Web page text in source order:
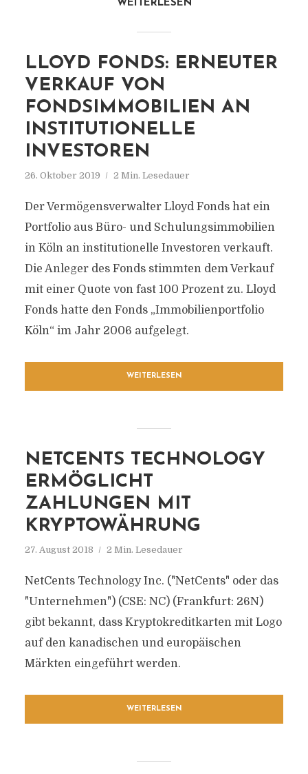
WEITERLESEN
LLOYD FONDS: ERNEUTER
VERKAUF VON
FONDSIMMOBILIEN AN
INSTITUTIONELLE
INVESTOREN
26. Oktober 2019 2 Min. Lesedauer
Der Vermögensverwalter Lloyd Fonds hat ein
Portfolio aus Büro- und Schulungsimmobilien
in Köln an institutionelle Investoren verkauft.
Die Anleger des Fonds stimmten dem Verkauf
mit einer Quote von fast 100 Prozent zu. Lloyd
Fonds hatte den Fonds „Immobilienportfolio
Köln“ im Jahr 2006 aufgelegt.
WEITERLESEN
NETCENTS TECHNOLOGY
ERMÖGLICHT
ZAHLUNGEN MIT
KRYPTOWÄHRUNG
27. August 2018 2 Min. Lesedauer
NetCents Technology Inc. ("NetCents" oder das
"Unternehmen") (CSE: NC) (Frankfurt: 26N)
gibt bekannt, dass Kryptokreditkarten mit Logo
auf den kanadischen und europäischen
Märkten eingeführt werden.
WEITERLESEN